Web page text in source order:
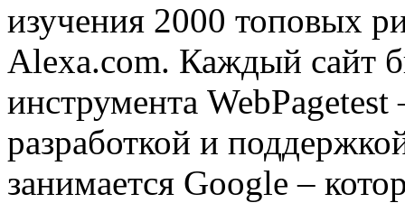
изучения 2000 топовых
Alexa.com. Каждый сайт
инструмента
разработкой и
занимается Google –